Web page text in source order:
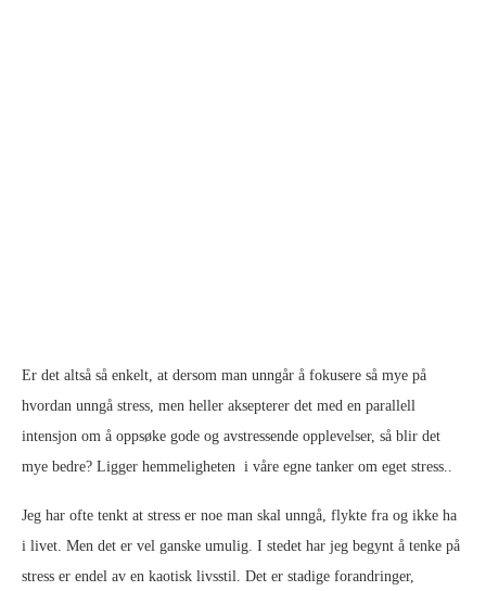
Er det altså så enkelt, at dersom man unngår å fokusere så mye på
hvordan unngå stress, men heller aksepterer det med en parallell
intensjon om å oppsøke gode og avstressende opplevelser, så blir det
mye bedre? Ligger hemmeligheten i våre egne tanker om eget stress..
Jeg har ofte tenkt at stress er noe man skal unngå, flykte fra og ikke ha
i livet. Men det er vel ganske umulig. I stedet har jeg begynt å tenke på
stress er endel av en kaotisk livsstil. Det er stadige forandringer,